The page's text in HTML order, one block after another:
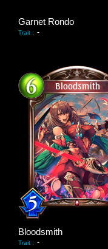
Garnet Rondo
Trait : -
Bloodsmith
Trait : -